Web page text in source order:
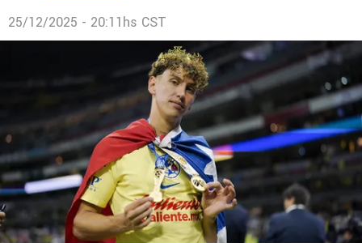
25/12/2025 - 20:11hs CST